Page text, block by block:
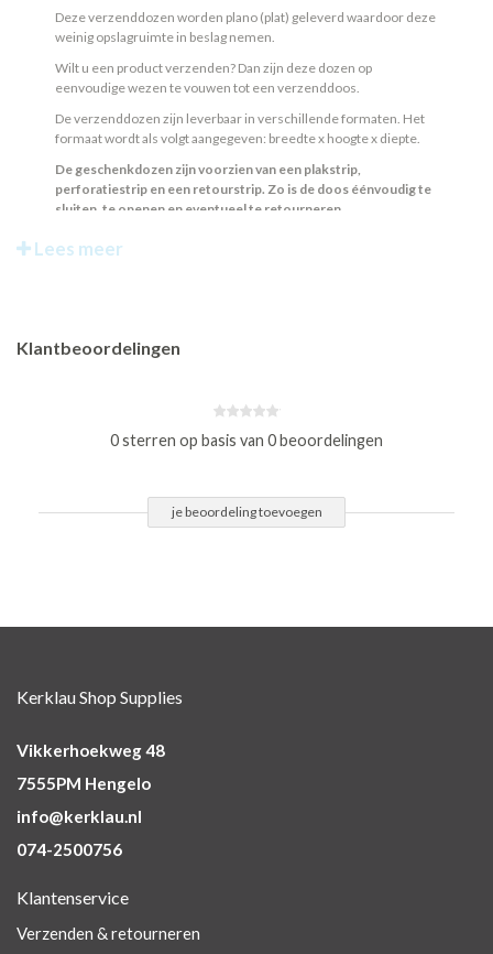
Deze verzenddozen worden plano (plat) geleverd waardoor deze
weinig opslagruimte in beslag nemen.
Wilt u een product verzenden? Dan zijn deze dozen op
eenvoudige wezen te vouwen tot een verzenddoos.
De verzenddozen zijn leverbaar in verschillende formaten. Het
formaat wordt als volgt aangegeven: breedte x hoogte x diepte.
De geschenkdozen zijn voorzien van een plakstrip,
perforatiestrip en een retourstrip. Zo is de doos éénvoudig te
sluiten, te openen en eventueel te retourneren.
Lees meer
Klantbeoordelingen
0 sterren op basis van 0 beoordelingen
je beoordeling toevoegen
Kerklau Shop Supplies
Vikkerhoekweg 48
7555PM Hengelo
info@kerklau.nl
074-2500756
Klantenservice
Verzenden & retourneren